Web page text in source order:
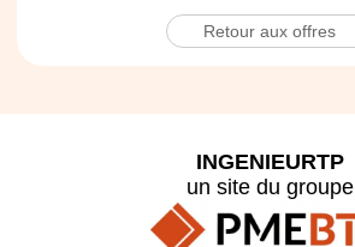
Retour aux offres
INGENIEURTP
un site du groupe